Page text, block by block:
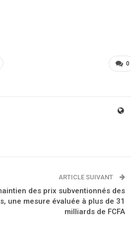
0
ARTICLE SUIVANT
des prix subventionnés des
une mesure évaluée à plus de 31
milliards de FCFA